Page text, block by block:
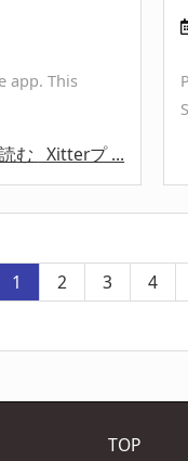
app. This
む Xitterプ ...
1 2 3 4
TOP